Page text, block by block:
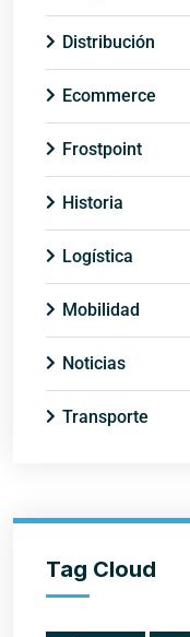
Distribución
Ecommerce
Frostpoint
Historia
Logística
Mobilidad
Noticias
Transporte
Tag Cloud